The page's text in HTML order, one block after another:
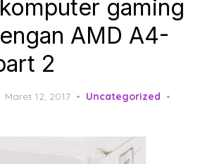
gaming
AMD A4-
2
Posted
Maret 12, 2017
Uncategorized